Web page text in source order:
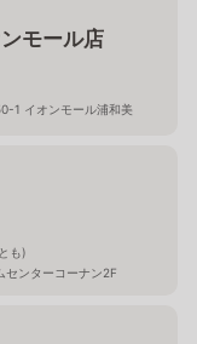
モール店
1 イオンモール浦和美
も)
ンターコーナン2F